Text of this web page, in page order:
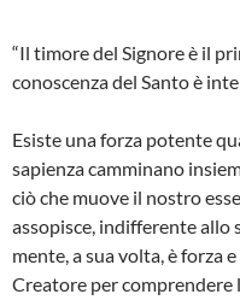
“Il timore del Signore è il
conoscenza del Santo è
Esiste una forza potente
sapienza camminano
ciò che muove il nostro
assopisce, indifferente allo
mente, a sua volta, è forza
Creatore per comprendere